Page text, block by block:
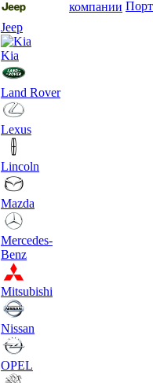
Jeep
Kia
Land Rover
Lexus
Lincoln
Mazda
Mercedes-
Benz
Mitsubishi
Nissan
OPEL
компании